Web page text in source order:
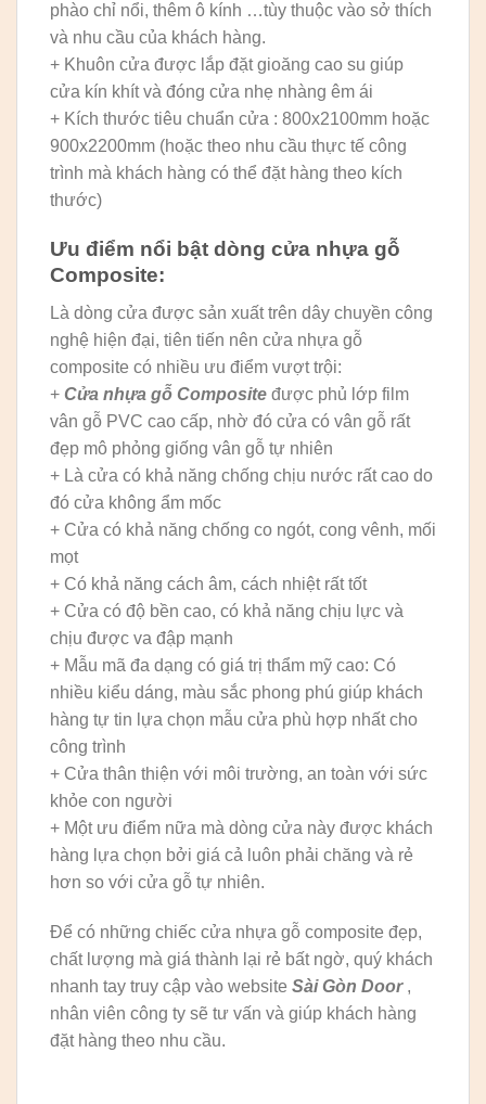
phào chỉ nổi, thêm ô kính …tùy thuộc vào sở thích
và nhu cầu của khách hàng.
+ Khuôn cửa được lắp đặt gioăng cao su giúp
cửa kín khít và đóng cửa nhẹ nhàng êm ái
+ Kích thước tiêu chuẩn cửa : 800x2100mm hoặc
900x2200mm (hoặc theo nhu cầu thực tế công
trình mà khách hàng có thể đặt hàng theo kích
thước)
Ưu điểm nổi bật dòng cửa nhựa gỗ
Composite:
Là dòng cửa được sản xuất trên dây chuyền công
nghệ hiện đại, tiên tiến nên cửa nhựa gỗ
composite có nhiều ưu điểm vượt trội:
+ Cửa nhựa gỗ Composite được phủ lớp film
vân gỗ PVC cao cấp, nhờ đó cửa có vân gỗ rất
đẹp mô phỏng giống vân gỗ tự nhiên
+ Là cửa có khả năng chống chịu nước rất cao do
đó cửa không ẩm mốc
+ Cửa có khả năng chống co ngót, cong vênh, mối
mọt
+ Có khả năng cách âm, cách nhiệt rất tốt
+ Cửa có độ bền cao, có khả năng chịu lực và
chịu được va đập mạnh
+ Mẫu mã đa dạng có giá trị thẩm mỹ cao: Có
nhiều kiểu dáng, màu sắc phong phú giúp khách
hàng tự tin lựa chọn mẫu cửa phù hợp nhất cho
công trình
+ Cửa thân thiện với môi trường, an toàn với sức
khỏe con người
+ Một ưu điểm nữa mà dòng cửa này được khách
hàng lựa chọn bởi giá cả luôn phải chăng và rẻ
hơn so với cửa gỗ tự nhiên.
Để có những chiếc cửa nhựa gỗ composite đẹp,
chất lượng mà giá thành lại rẻ bất ngờ, quý khách
nhanh tay truy cập vào website Sài Gòn Door,
nhân viên công ty sẽ tư vấn và giúp khách hàng
đặt hàng theo nhu cầu.